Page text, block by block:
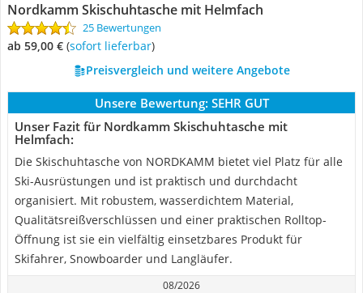
Nordkamm Skischuhtasche mit Helmfach
25 Bewertungen
ab 59,00 € ( Sofort lieferbar)
Preisvergleich und weitere Angebote
Unsere Bewertung: SEHR GUT
Unser Fazit für Nordkamm Skischuhtasche mit
Helmfach:
Die Skischuhtasche von NORDKAMM bietet viel Platz für alle
Ski-Ausrüstungen und ist praktisch und durchdacht
organisiert. Mit robustem, wasserdichtem Material,
Qualitätsreißverschlüssen und einer praktischen Rolltop-
Öffnung ist sie ein vielfältig einsetzbares Produkt für
Skifahrer, Snowboarder und Langläufer.
08/2026